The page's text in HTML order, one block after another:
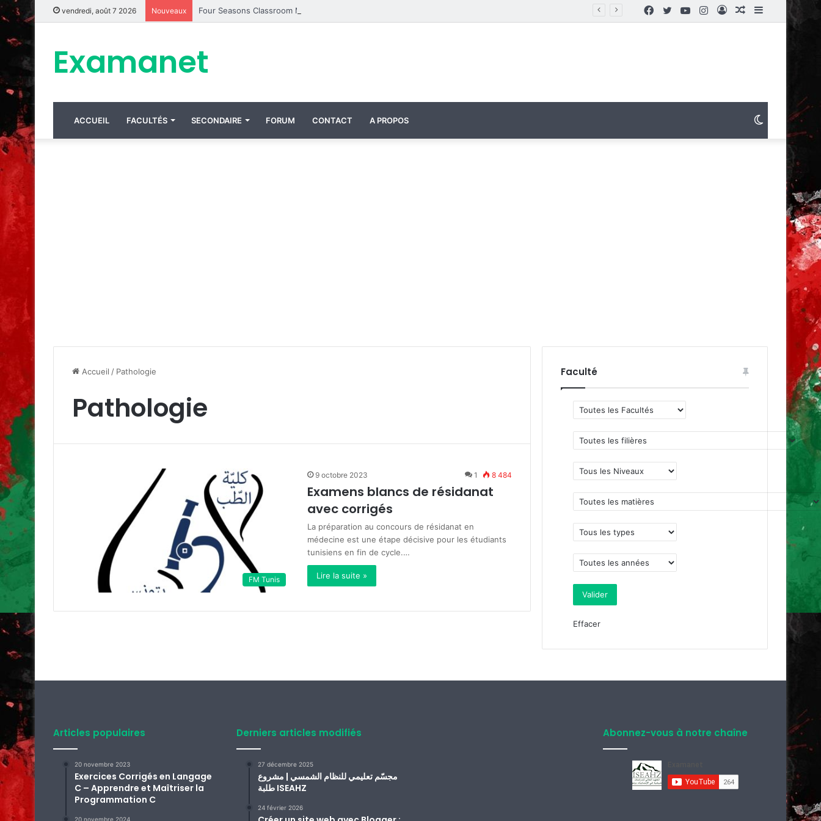
vendredi, août 7 2026 Nouveaux
Sidebar
Article
Connexion
Instagram
YouTube
Twitter
Facebook
Examanet
ACCUEIL FACULTÉS SECONDAIRE FORUM CONTACT A PROPOS Switch
Accueil / Pathologie
Pathologie
FM Tunis
9 octobre 2023 1 8 484
Examens blancs de résidanat
avec corrigés
La préparation au concours de résidanat en
médecine est une étape décisive pour les étudiants
tunisiens en fin de cycle.…
Lire la suite »
Faculté
Effacer
Articles populaires
20 novembre 2023
Exercices Corrigés en Langage
C – Apprendre et Maîtriser la
Programmation C
20 novembre 2024
Derniers articles modifiés
27 décembre 2025
مجسّم تعليمي للنظام الشمسي | مشروع
طلبة ISEAHZ
24 février 2026
Abonnez-vous à notre chaîne